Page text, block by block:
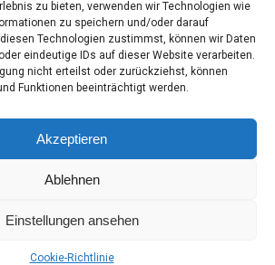
zu bieten, verwenden wir Technologien wie
zu speichern und/oder darauf
Technologien zustimmst, können wir Daten
eindeutige IDs auf dieser Website verarbeiten.
nicht erteilst oder zurückziehst, können
Funktionen beeinträchtigt werden.
Akzeptieren
Ablehnen
Einstellungen ansehen
Coo­kie-Richt­li­nie
Ver­ur­sa­cher der Ölspur machen
sich mit der Poli­zei in Papen­
in Ver­bin­dung zu setzen.
WEITERLESEN
auf der